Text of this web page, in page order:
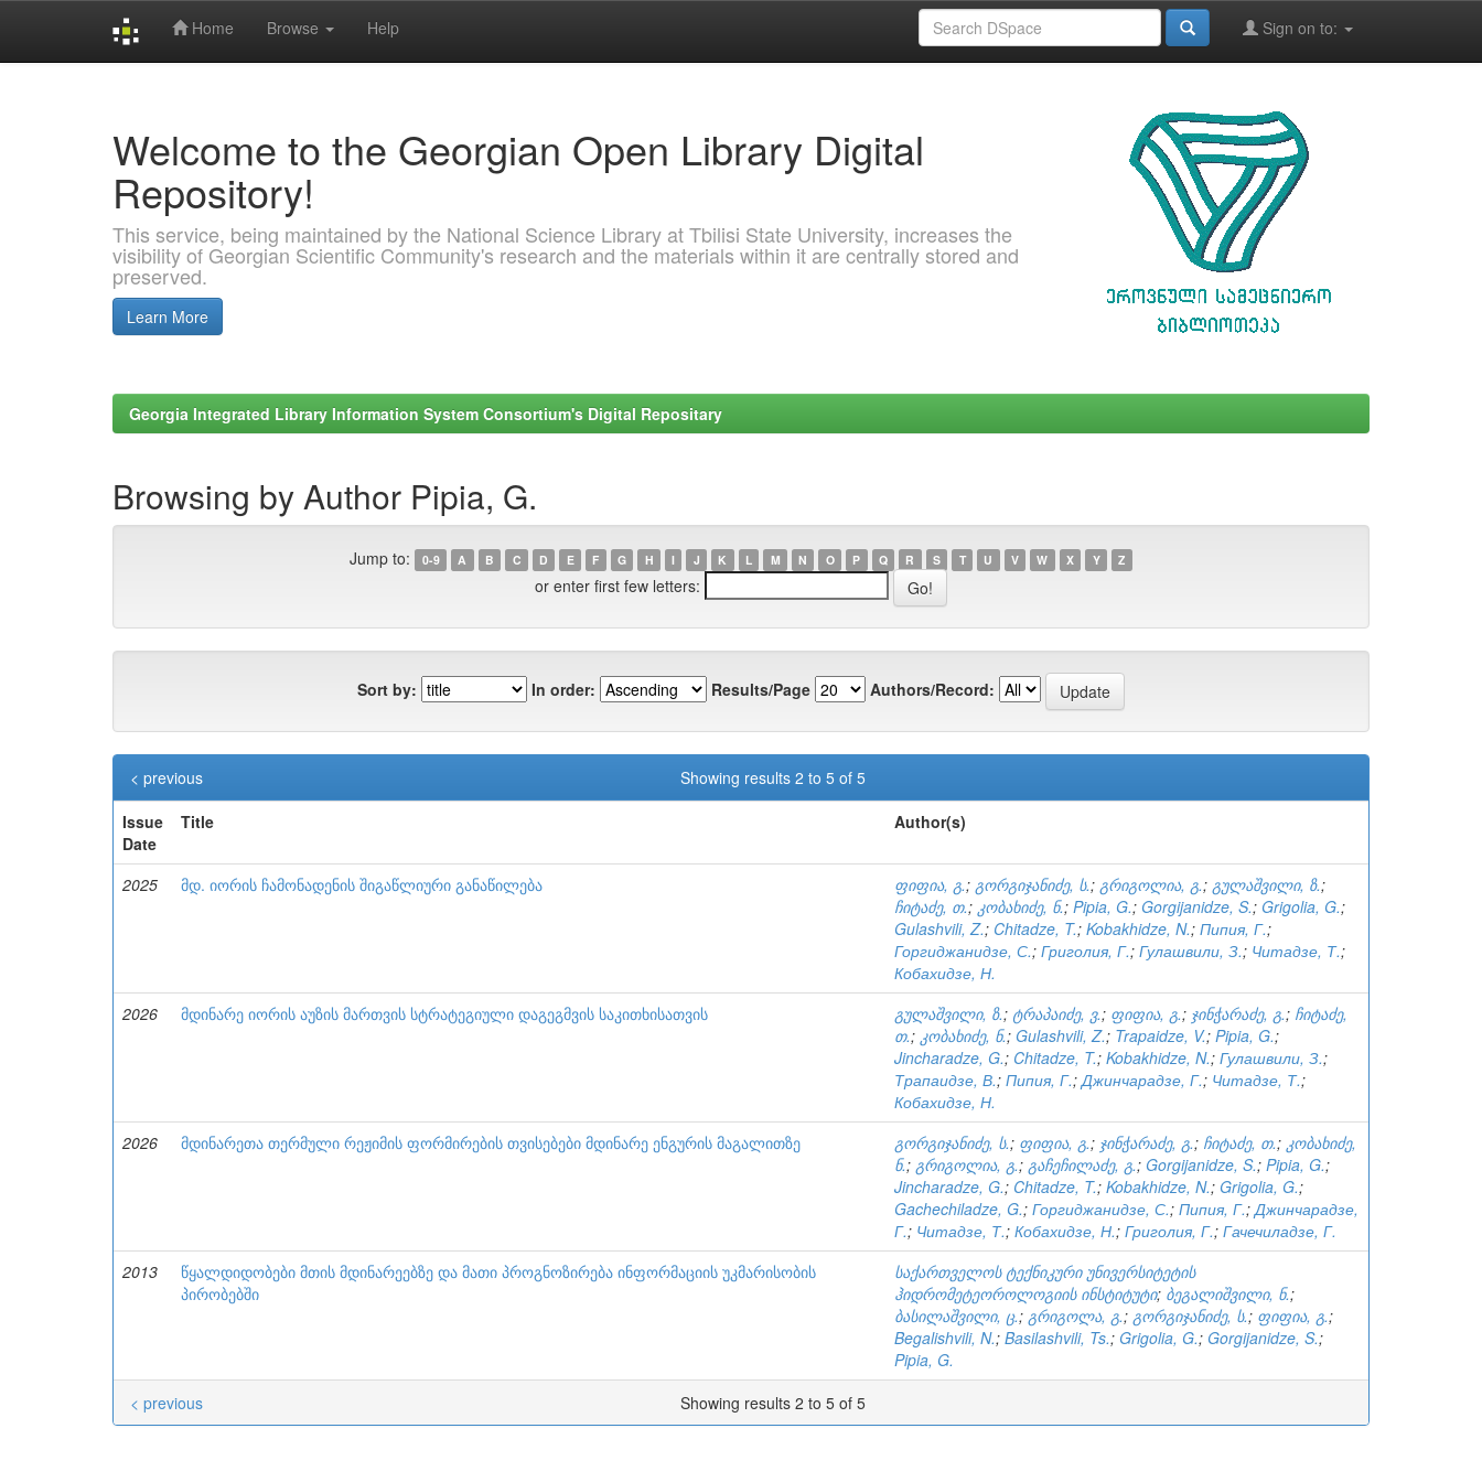
Home Browse Help Sign on to:
Welcome to the Georgian Open Library Digital
Repository!
This service, being maintained by the National Science Library at Tbilisi State University, increases the
visibility of Georgian Scientific Community's research and the materials within it are centrally stored and
preserved.
Learn More
Georgia Integrated Library Information System Consortium's Digital Repositary
Browsing by Author Pipia, G.
Jump to: 0-9 A B C D E F G H I J K L M N O P Q R S T U V W X Y Z
or enter first few letters:
Sort by: In order: Results/Page Authors/Record:
Showing results 2 to 5 of 5
< previous
Issue
Date
Title Author(s)
2025 მდ. იორის ჩამონადენის შიგაწლიური განაწილება ფიფია, გ.; გორგიჯანიძე, ს.; გრიგოლია, გ.; გულაშვილი, ზ.;
ჩიტაძე, თ.; კობახიძე, ნ.; Pipia, G.; Gorgijanidze, S.; Grigolia, G.;
Gulashvili, Z.; Chitadze, T.; Kobakhidze, N.; Пипия, Г.;
Горгиджанидзе, С.; Григолия, Г.; Гулашвили, З.; Читадзе, Т.;
Кобахидзе, Н.
2026
მდინარე იორის აუზის მართვის სტრატეგიული დაგეგმვის საკითხისათვის გულაშვილი, ზ.; ტრაპაიძე, ვ.; ფიფია, გ.; ჯინჭარაძე, გ.; ჩიტაძე,
თ.; კობახიძე, ნ.; Gulashvili, Z.; Trapaidze, V.; Pipia, G.;
Jincharadze, G.; Chitadze, T.; Kobakhidze, N.; Гулашвили, З.;
Трапаидзе, В.; Пипия, Г.;Джинчарадзе, Г.; Читадзе, Т.;
Кобахидзе, Н.
2026
მდინარეთა თერმული რეჟიმის ფორმირების თვისებები მდინარე ენგურის მაგალითზე გორგიჯანიძე, ს.; ფიფია, გ.; ჯინჭარაძე, გ.; ჩიტაძე, თ.; კობახიძე,
ნ.; გრიგოლია, გ.; გაჩეჩილაძე, გ.; Gorgijanidze, S.; Pipia, G.;
Jincharadze, G.; Chitadze, T.; Kobakhidze, N.; Grigolia, G.;
Gachechiladze, G.; Горгиджанидзе, С.; Пипия, Г.;Джинчарадзе,
Г.; Читадзе, Т.; Кобахидзе, Н.; Григолия, Г.; Гачечиладзе, Г.
2013
წყალდიდობები მთის მდინარეებზე და მათი პროგნოზირება ინფორმაციის უკმარისობის
პირობებში
საქართველოს ტექნიკური უნივერსიტეტის
ჰიდრომეტეოროლოგიის ინსტიტუტი; ბეგალიშვილი, ნ.;
ბასილაშვილი, ც.; გრიგოლა, გ.; გორგიჯანიძე, ს.; ფიფია, გ.;
Begalishvili, N.; Basilashvili, Ts.; Grigolia, G.; Gorgijanidze, S.;
Pipia, G.
Showing results 2 to 5 of 5
< previous